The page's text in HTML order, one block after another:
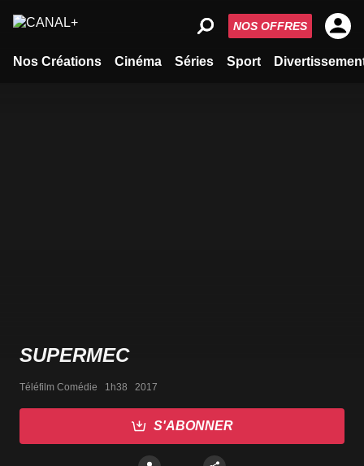
Nos Créations Cinéma Séries Sport
NOS OFFRES
SUPERMEC
Téléfilm Comédie   1h38   2017
S'ABONNER